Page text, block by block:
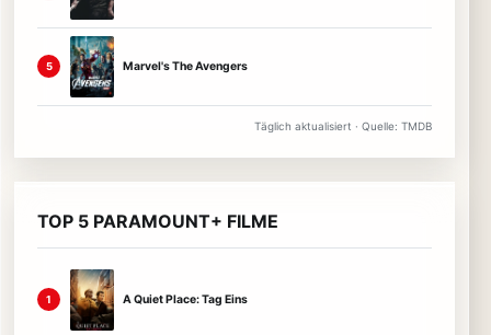
5 Marvel's The Avengers
Täglich aktualisiert · Quelle: TMDB
TOP 5 PARAMOUNT+ FILME
1 A Quiet Place: Tag Eins